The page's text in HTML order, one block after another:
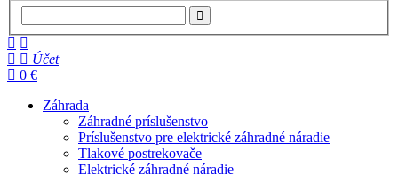
Účet
0 €
Záhrada
Záhradné príslušenstvo
Príslušenstvo pre elektrické záhradné náradie
Tlakové postrekovače
Elektrické záhradné náradie